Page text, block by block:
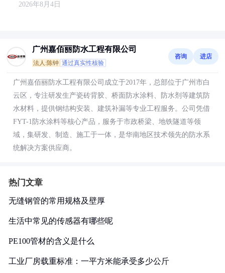
2026年8月4日
广州嘉佰丽防水工程有限公司
法人:陈钟 通过真实性核验
咨询 进店
广州嘉佰丽防水工程有限公司成立于2017年，总部位于广州市白
云区，专注研发生产瓷砖背胶、桥面防水涂料、防水剂等建筑防
水材料，提供钢结构安装、建筑补漏等专业工程服务。公司凭借
FYT-1防水涂料等核心产品，服务于市政桥梁、地铁隧道等领
域，集研发、制造、施工于一体，是华南地区技术领先的防水系
统解决方案供应商。
热门文章
无缝钢管的常用规格及壁厚
生活中常见的传感器有哪些呢
PE100管材的含义是什么
工业厂房载重标准：一平方米能承受多少公斤